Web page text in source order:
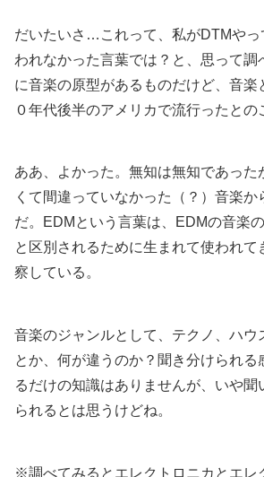
だいたいさ…これって、私がDTMやっ
われなかった言葉では？と、思って調
に音楽の原型があるものだけど、音楽
０年代後半のアメリカで流行ったとの
ああ、よかった。無知は無知であった
くて間違っていなかった（？）音楽か
だ。EDMという言葉は、EDMの音楽
と区別されるために生まれて使われて
察している。
音楽のジャンルとして、テクノ、ハウ
とか、何が違うのか？聞き分けられる
るだけの知識はありませんが、いや聞
られるとは思うけどね。
※調べてみるとエレクトロニカとエレ